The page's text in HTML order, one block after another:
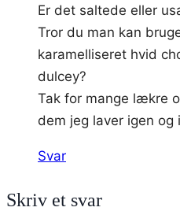
Er det saltede eller
Tror du man kan
karamelliseret hvid
dulcey?
Tak for mange lækre
dem jeg laver igen og
Svar
Skriv et svar